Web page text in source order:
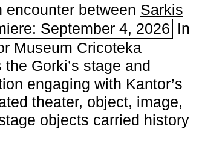
between Sarkis
September 4, 2026 In
Museum Cricoteka
Gorki’s stage and
engaging with Kantor’s
theater, object, image,
objects carried history